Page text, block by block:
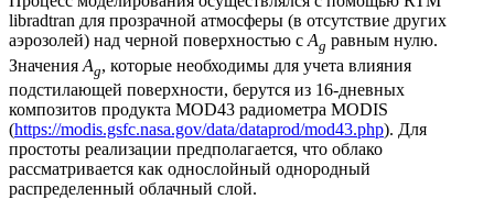
libradtran для прозрачной атмосферы (в отсутствие других
аэрозолей) над черной поверхностью сAg равным нулю.
Значения Ag, которые необходимы для учета влияния
подстилающей поверхности, берутся из 16-дневных
композитов продукта MOD43 радиометра MODIS
(https://modis.gsfc.nasa.gov/data/dataprod/mod43.php). Для
простоты реализации предполагается, что облако
рассматривается как однослойный однородный
распределенный облачный слой.